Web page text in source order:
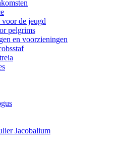
de jeugd
pelgrims
en voorzieningen
Jacobalium